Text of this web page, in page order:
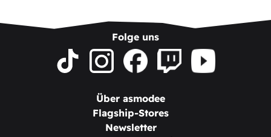
Folge uns
Über asmodee
Flagship-Stores
Newsletter